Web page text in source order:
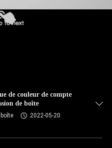
de couleur de compte
de boîte
2022-05-20